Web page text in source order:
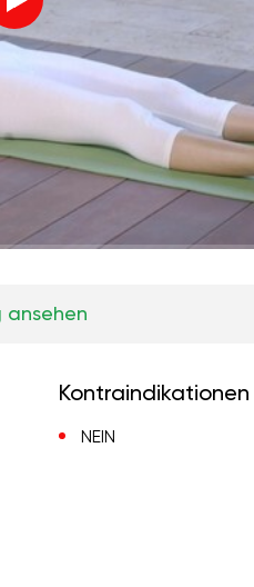
sommerregen
bergstille
seebrise
die stimme des winds
frühlingswald
Kontraindikationen
NEIN